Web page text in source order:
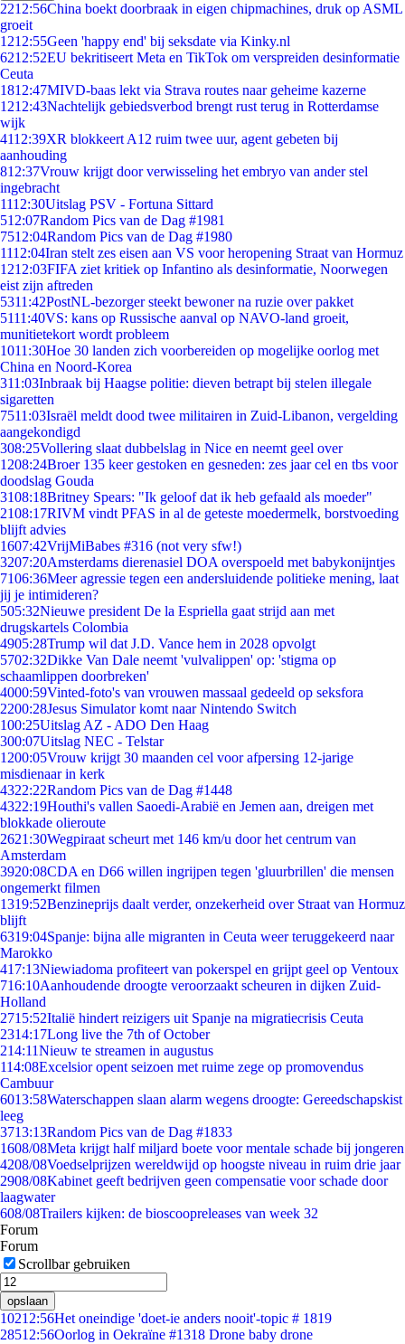
2212:56China boekt doorbraak in eigen chipmachines, druk op ASML
groeit
1212:55Geen 'happy end' bij seksdate via Kinky.nl
6212:52EU bekritiseert Meta en TikTok om verspreiden desinformatie
Ceuta
1812:47MIVD-baas lekt via Strava routes naar geheime kazerne
1212:43Nachtelijk gebiedsverbod brengt rust terug in Rotterdamse
wijk
4112:39XR blokkeert A12 ruim twee uur, agent gebeten bij
aanhouding
812:37Vrouw krijgt door verwisseling het embryo van ander stel
ingebracht
1112:30Uitslag PSV - Fortuna Sittard
512:07Random Pics van de Dag #1981
7512:04Random Pics van de Dag #1980
1112:04Iran stelt zes eisen aan VS voor heropening Straat van Hormuz
1212:03FIFA ziet kritiek op Infantino als desinformatie, Noorwegen
eist zijn aftreden
5311:42PostNL-bezorger steekt bewoner na ruzie over pakket
5111:40VS: kans op Russische aanval op NAVO-land groeit,
munitietekort wordt probleem
1011:30Hoe 30 landen zich voorbereiden op mogelijke oorlog met
China en Noord-Korea
311:03Inbraak bij Haagse politie: dieven betrapt bij stelen illegale
sigaretten
7511:03Israël meldt dood twee militairen in Zuid-Libanon, vergelding
aangekondigd
308:25Vollering slaat dubbelslag in Nice en neemt geel over
1208:24Broer 135 keer gestoken en gesneden: zes jaar cel en tbs voor
doodslag Gouda
3108:18Britney Spears: "Ik geloof dat ik heb gefaald als moeder"
2108:17RIVM vindt PFAS in al de geteste moedermelk, borstvoeding
blijft advies
1607:42VrijMiBabes #316 (not very sfw!)
3207:20Amsterdams dierenasiel DOA overspoeld met babykonijntjes
7106:36Meer agressie tegen een andersluidende politieke mening, laat
jij je intimideren?
505:32Nieuwe president De la Espriella gaat strijd aan met
drugskartels Colombia
4905:28Trump wil dat J.D. Vance hem in 2028 opvolgt
5702:32Dikke Van Dale neemt 'vulvalippen' op: 'stigma op
schaamlippen doorbreken'
4000:59Vinted-foto's van vrouwen massaal gedeeld op seksfora
2200:28Jesus Simulator komt naar Nintendo Switch
100:25Uitslag AZ - ADO Den Haag
300:07Uitslag NEC - Telstar
1200:05Vrouw krijgt 30 maanden cel voor afpersing 12-jarige
misdienaar in kerk
4322:22Random Pics van de Dag #1448
4322:19Houthi's vallen Saoedi-Arabië en Jemen aan, dreigen met
blokkade olieroute
2621:30Wegpiraat scheurt met 146 km/u door het centrum van
Amsterdam
3920:08CDA en D66 willen ingrijpen tegen 'gluurbrillen' die mensen
ongemerkt filmen
1319:52Benzineprijs daalt verder, onzekerheid over Straat van Hormuz
blijft
6319:04Spanje: bijna alle migranten in Ceuta weer teruggekeerd naar
Marokko
417:13Niewiadoma profiteert van pokerspel en grijpt geel op Ventoux
716:10Aanhoudende droogte veroorzaakt scheuren in dijken Zuid-
Holland
2715:52Italië hindert reizigers uit Spanje na migratiecrisis Ceuta
2314:17Long live the 7th of October
214:11Nieuw te streamen in augustus
114:08Excelsior opent seizoen met ruime zege op promovendus
Cambuur
6013:58Waterschappen slaan alarm wegens droogte: Gereedschapskist
leeg
3713:13Random Pics van de Dag #1833
1608/08Meta krijgt half miljard boete voor mentale schade bij jongeren
4208/08Voedselprijzen wereldwijd op hoogste niveau in ruim drie jaar
2908/08Kabinet geeft bedrijven geen compensatie voor schade door
laagwater
608/08Trailers kijken: de bioscoopreleases van week 32
Forum
Forum
Scrollbar gebruiken
opslaan
10212:56Het oneindige 'doet-ie anders nooit'-topic # 1819
28512:56Oorlog in Oekraïne #1318 Drone baby drone